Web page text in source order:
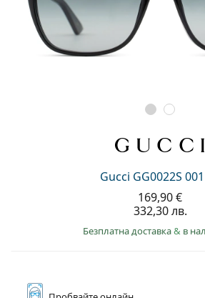
Gucci GG0022S
169,90 €
332,30 лв.
Безплатна доставка& в